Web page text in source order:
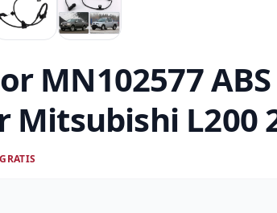
MN102577
Mitsubishi L200